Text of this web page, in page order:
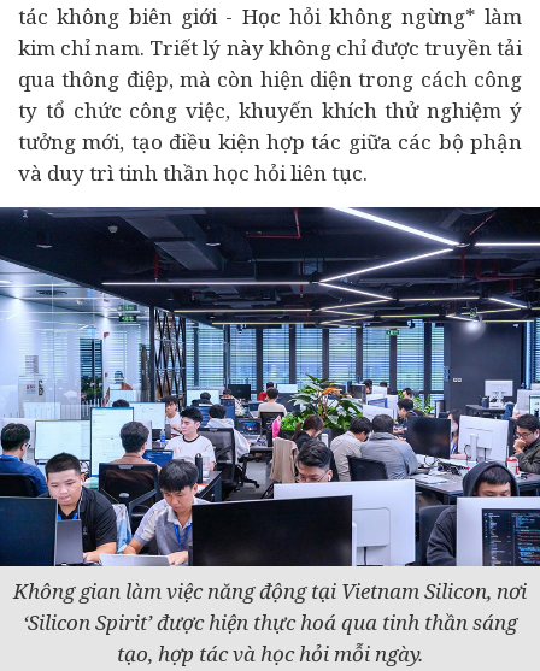
tác không biên giới - Học hỏi không ngừng* làm
kim chỉ nam. Triết lý này không chỉ được truyền tải
qua thông điệp, mà còn hiện diện trong cách công
ty tổ chức công việc, khuyến khích thử nghiệm ý
tưởng mới, tạo điều kiện hợp tác giữa các bộ phận
và duy trì tinh thần học hỏi liên tục.
Không gian làm việc năng động tại Vietnam Silicon, nơi
‘Silicon Spirit’ được hiện thực hoá qua tinh thần sáng
tạo, hợp tác và học hỏi mỗi ngày.